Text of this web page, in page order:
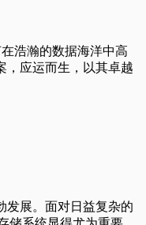
浩瀚的数据海洋中高
应运而生，以其卓越
发展。面对日益复杂的